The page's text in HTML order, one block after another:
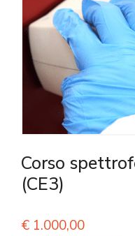
Corso
(CE3)
€ 1.000,00